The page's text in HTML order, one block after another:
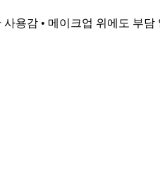
용감 • 메이크업 위에도 부